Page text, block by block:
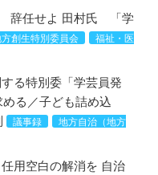
辞任せよ 田村氏 「学
創生特別委員会
福祉・医
る特別委「学芸員発
る／子ども詰め込
議事録
地方自治（地方
用空白の解消を 自治